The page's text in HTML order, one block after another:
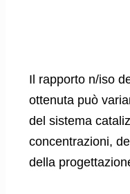
Il rapporto n/iso
ottenuta può
del sistema
concentrazioni,
della